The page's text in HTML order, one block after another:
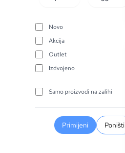
Novo
Akcija
Outlet
Izdvojeno
Samo proizvodi na zalihi
Primijeni Poništi